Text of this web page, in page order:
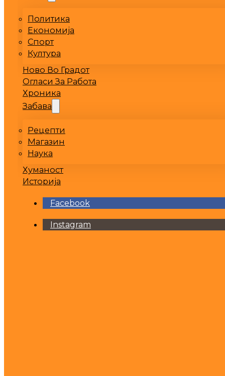
Политика
Економија
Спорт
Култура
Ново Во Градот
Огласи За Работа
Хроника
Забава
Рецепти
Магазин
Наука
Хуманост
Историја
Facebook
Instagram